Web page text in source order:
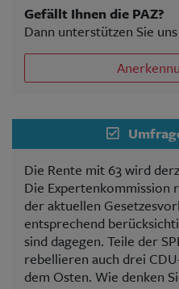
Gefällt Ihnen die PAZ?
Dann unterstützen Sie
Die Rente mit 63 wird
Die Expertenkommission
der aktuellen
entsprechend
sind dagegen. Teile der
rebellieren auch drei
dem Osten. Wie denken